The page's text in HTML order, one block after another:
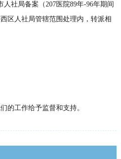
社局备案（207医院89年-96年期间
区人社局管辖范围处理内，转派相
的工作给予监督和支持。